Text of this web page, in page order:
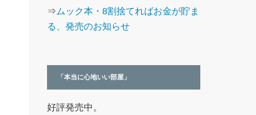
⇒ムック本・8割捨てればお金が貯ま
る、発売のお知らせ
「本当に心地いい部屋」
好評発売中。